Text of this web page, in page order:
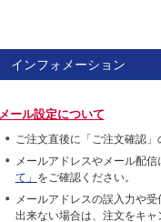
インフォメーション
メール設定について
ご注文直後に「ご注文確認」
メールアドレスやメール配
て」 をご確認ください。
メールアドレスの誤入力や
出来ない場合は、注文をキャ